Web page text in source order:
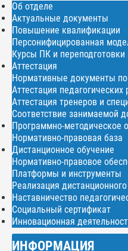
Об отделе
Актуальные документы
Повышение квалификации
Персонифицированная
Курсы ПК и переподготовки
Аттестация
Нормативные документы по
Аттестация педагогических
Аттестация тренеров и
Соответствие занимаемой
Программно-методическое
Нормативно-правовая база
Дистанционное обучение
Нормативно-правовое
Платформы и инструменты
Реализация
Наставничество
Социальный сертификат
Инновационная
ИНФОРМАЦИЯ